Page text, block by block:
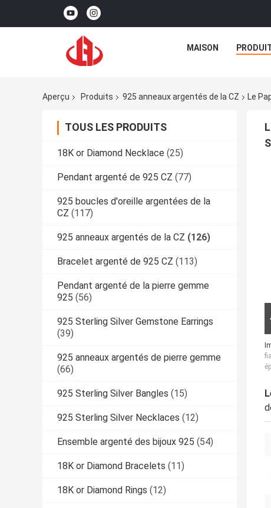
MAISON
Aperçu Produits 925 anneaux argentés de la CZ Le
TOUS LES PRODUITS
18K or Diamond Necklace (25)
Pendant argenté de 925 CZ (77)
925 boucles d'oreille argentées de la
CZ (117)
925 anneaux argentés de la CZ (126)
Bracelet argenté de 925 CZ (113)
Pendant argenté de la pierre gemme
925 (56)
925 Sterling Silver Gemstone Earrings
(39)
925 anneaux argentés de pierre gemme
(66)
925 Sterling Silver Bangles (15)
925 Sterling Silver Necklaces (12)
Ensemble argenté des bijoux 925 (54)
18K or Diamond Bracelets (11)
18K or Diamond Rings (12)